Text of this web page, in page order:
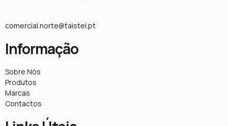
comercial.norte@taistel.pt
Informação
Sobre Nós
Produtos
Marcas
Contactos